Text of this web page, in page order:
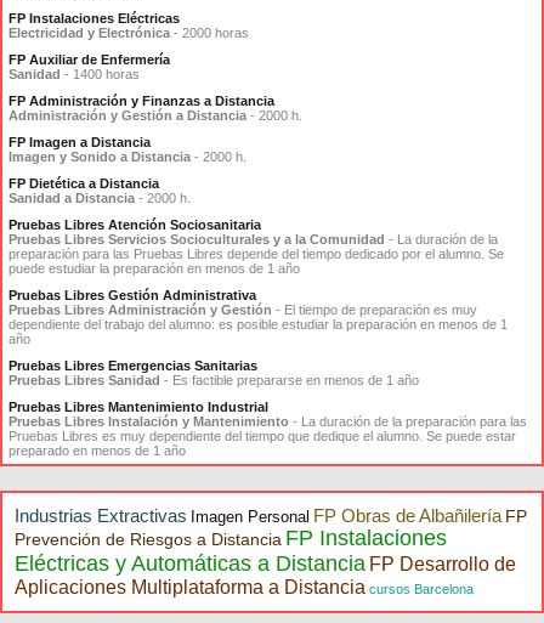
FP Instalaciones Eléctricas
Electricidad y Electrónica - 2000 horas
FP Auxiliar de Enfermería
Sanidad - 1400 horas
FP Administración y Finanzas a Distancia
Administración y Gestión a Distancia - 2000 h.
FP Imagen a Distancia
Imagen y Sonido a Distancia - 2000 h.
FP Dietética a Distancia
Sanidad a Distancia - 2000 h.
Pruebas Libres Atención Sociosanitaria
Pruebas Libres Servicios Socioculturales y a la Comunidad - La duración de la
preparación para las Pruebas Libres depende del tiempo dedicado por el alumno. Se
puede estudiar la preparación en menos de 1 año
Pruebas Libres Gestión Administrativa
Pruebas Libres Administración y Gestión - El tiempo de preparación es muy
dependiente del trabajo del alumno: es posible estudiar la preparación en menos de 1
año
Pruebas Libres Emergencias Sanitarias
Pruebas Libres Sanidad - Es factible prepararse en menos de 1 año
Pruebas Libres Mantenimiento Industrial
Pruebas Libres Instalación y Mantenimiento - La duración de la preparación para las
Pruebas Libres es muy dependiente del tiempo que dedique el alumno. Se puede estar
preparado en menos de 1 año
Industrias Extractivas Imagen Personal FP Obras de Albañilería FP
Prevención de Riesgos a Distancia FP Instalaciones
Eléctricas y Automáticas a Distancia FP Desarrollo de
Aplicaciones Multiplataforma a Distancia cursos Barcelona